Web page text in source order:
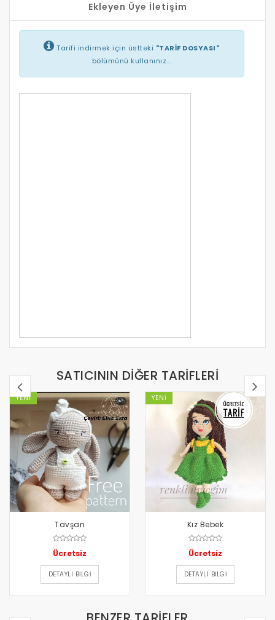
Ekleyen Üye İletişim
Tarifi indirmek için üstteki "TARİF DOSYASI"
bölümünü kullanınız...
SATICININ DIĞER TARIFLERI
YENI
Tavşan
Ücretsiz
DETAYLI BILGI
YENI
Kız Bebek
Ücretsiz
DETAYLI BILGI